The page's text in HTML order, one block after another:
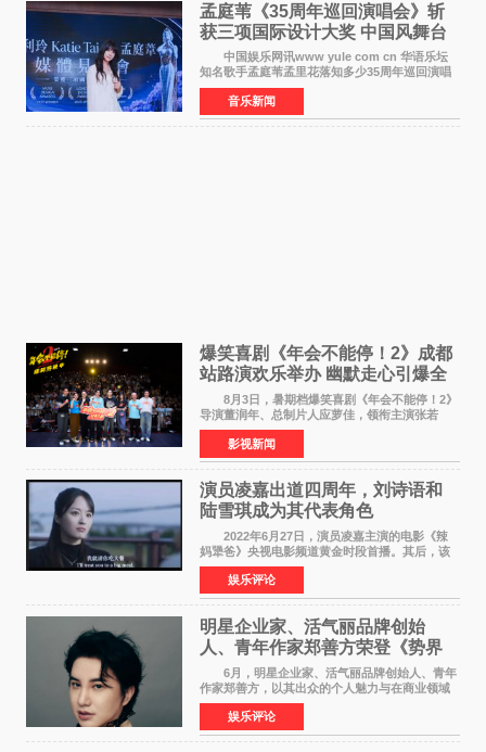
孟庭苇《35周年巡回演唱会》斩
获三项国际设计大奖 中国风舞台
美学获全球认可
中国娱乐网讯www yule com cn 华语乐坛
知名歌手孟庭苇孟里花落知多少35周年巡回演唱
会再传喜讯。该演唱会先后荣获美国MUSE
Creative Awards白金奖（Platinum Winner）、
英国London Design
音乐新闻
爆笑喜剧《年会不能停！2》成都
站路演欢乐举办 幽默走心引爆全
场共鸣
8月3日，暑期档爆笑喜剧《年会不能停！2》
导演董润年、总制片人应萝佳，领衔主演张若
昀、白客，惊喜出演庄达菲，特别主演孙艺洲，
特别出演田雨，友情出演欧阳奋强出席成都路
演，与观众近距离互
影视新闻
演员凌嘉出道四周年，刘诗语和
陆雪琪成为其代表角色
2022年6月27日，演员凌嘉主演的电影《辣
妈犟爸》央视电影频道黄金时段首播。其后，该
电影在央视电影频道多次复播（2022年8月10
日，2022年9月30日，2023年7月17日，2025年7
月14日）。除了多次复
娱乐评论
明星企业家、活气丽品牌创始
人、青年作家郑善方荣登《势界
POWERCIRCLES》6月刊
6月，明星企业家、活气丽品牌创始人、青年
作家郑善方，以其出众的个人魅力与在商业领域
的卓越建树，成功登上《势界
POWERCIRCLES》，展现了他在时尚与商业领
域的双重影响力。 明星企业家、青
娱乐评论